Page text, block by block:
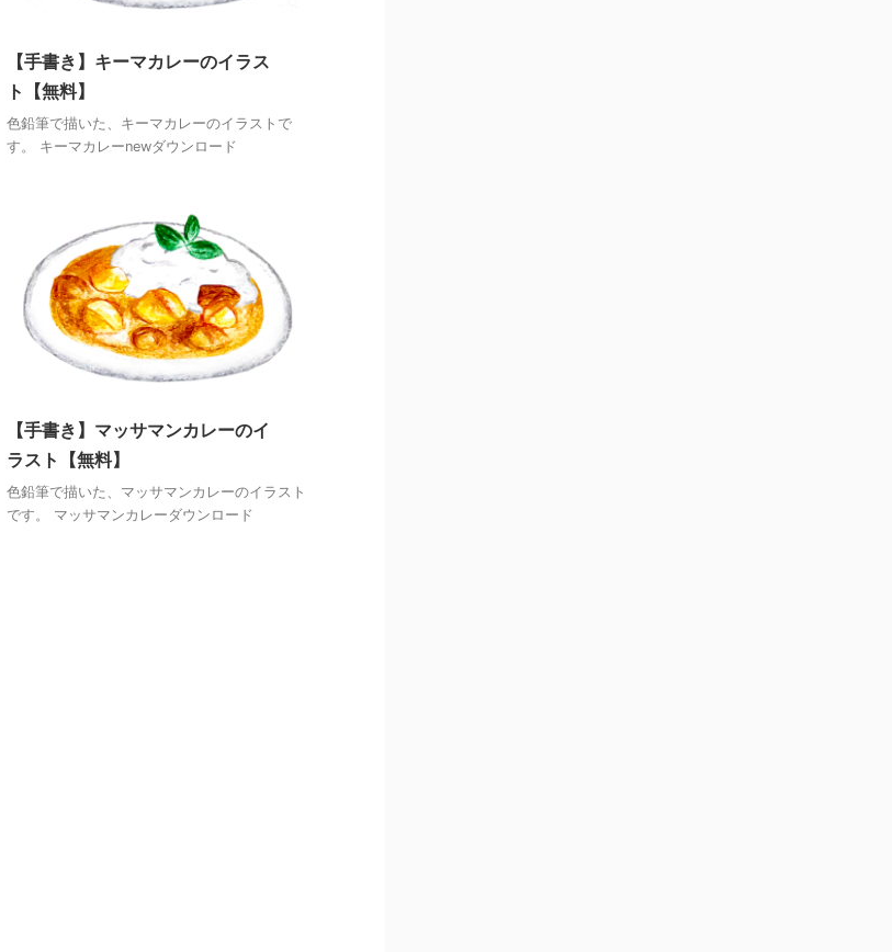
【手書き】キーマカレーのイラス
ト【無料】
色鉛筆で描いた、キーマカレーのイラストで
す。 キーマカレーnewダウンロード
【手書き】マッサマンカレーのイ
ラスト【無料】
色鉛筆で描いた、マッサマンカレーのイラスト
です。 マッサマンカレーダウンロード